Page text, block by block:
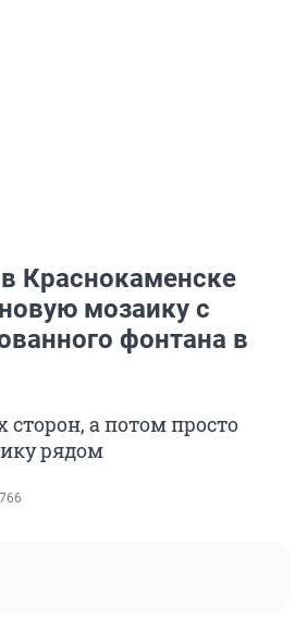
Краснокаменске
мозаику с
фонтана в
сторон, а потом просто
рядом